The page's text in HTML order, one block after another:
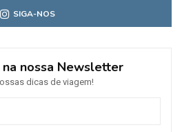
SIGA-NOS
nossa Newsletter
dicas de viagem!